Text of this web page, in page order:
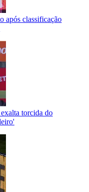
após classificação
torcida do